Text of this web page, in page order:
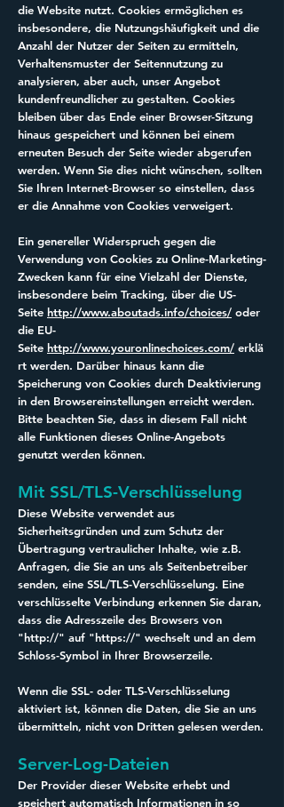
die Website nutzt. Cookies ermöglichen es
insbesondere, die Nutzungshäufigkeit und die
Anzahl der Nutzer der Seiten zu ermitteln,
Verhaltensmuster der Seitennutzung zu
analysieren, aber auch, unser Angebot
kundenfreundlicher zu gestalten. Cookies
bleiben über das Ende einer Browser-Sitzung
hinaus gespeichert und können bei einem
erneuten Besuch der Seite wieder abgerufen
werden. Wenn Sie dies nicht wünschen, sollten
Sie Ihren Internet-Browser so einstellen, dass
er die Annahme von Cookies verweigert.
Ein genereller Widerspruch gegen die
Verwendung von Cookies zu Online-Marketing-
Zwecken kann für eine Vielzahl der Dienste,
insbesondere beim Tracking, über die US-
Seite http://www.aboutads.info/choices/ oder
die EU-
Seite http://www.youronlinechoices.com/ erklä
rt werden. Darüber hinaus kann die
Speicherung von Cookies durch Deaktivierung
in den Browsereinstellungen erreicht werden.
Bitte beachten Sie, dass in diesem Fall nicht
alle Funktionen dieses Online-Angebots
genutzt werden können.
Mit SSL/TLS-Verschlüsselung
Diese Website verwendet aus
Sicherheitsgründen und zum Schutz der
Übertragung vertraulicher Inhalte, wie z.B.
Anfragen, die Sie an uns als Seitenbetreiber
senden, eine SSL/TLS-Verschlüsselung. Eine
verschlüsselte Verbindung erkennen Sie daran,
dass die Adresszeile des Browsers von
"http://" auf "https://" wechselt und an dem
Schloss-Symbol in Ihrer Browserzeile.
Wenn die SSL- oder TLS-Verschlüsselung
aktiviert ist, können die Daten, die Sie an uns
übermitteln, nicht von Dritten gelesen werden.
Server-Log-Dateien
Der Provider dieser Website erhebt und
speichert automatisch Informationen in so